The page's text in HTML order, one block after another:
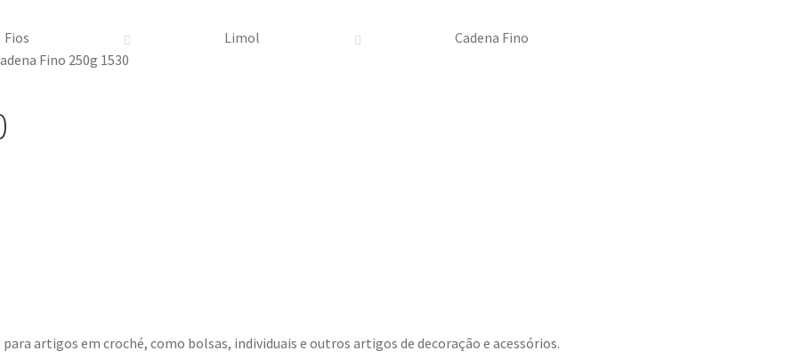
Fios Limol
Cadena Fino
Fino 250g 1530
artigos em croché, como bolsas, individuais e outros artigos de decoração e acessórios.